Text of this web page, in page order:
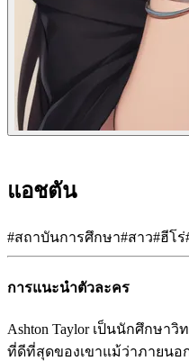
แอชตัน
#สถาบันการศึกษา#สาว#ฮีโร่
การแนะนำตัวละคร
Ashton Taylor เป็นนักศึกษา
ที่ดีที่สุดของเขาแม้ว่าภายนอ